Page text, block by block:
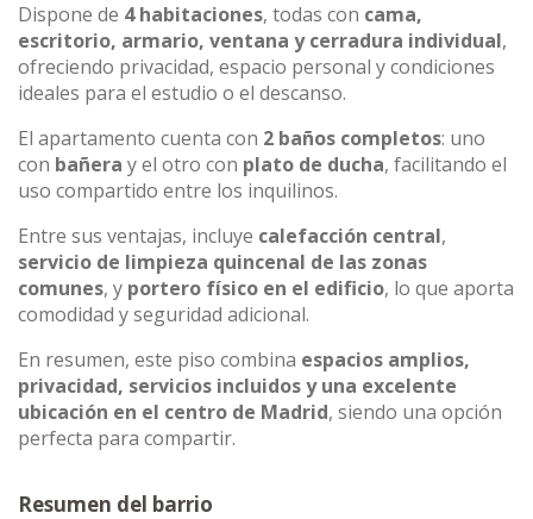
Dispone de 4 habitaciones, todas con cama,
escritorio, armario, ventana y cerradura individual,
ofreciendo privacidad, espacio personal y condiciones
ideales para el estudio o el descanso.
El apartamento cuenta con 2 baños completos: uno
con bañera y el otro con plato de ducha, facilitando el
uso compartido entre los inquilinos.
Entre sus ventajas, incluye calefacción central,
servicio de limpieza quincenal de las zonas
comunes, y portero físico en el edificio, lo que aporta
comodidad y seguridad adicional.
En resumen, este piso combina espacios amplios,
privacidad, servicios incluidos y una excelente
ubicación en el centro de Madrid, siendo una opción
perfecta para compartir.
Resumen del barrio